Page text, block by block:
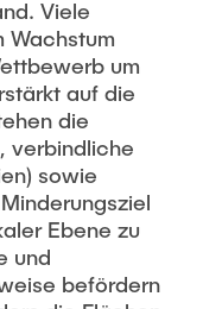
Viele
Wachstum
um
auf die
die
verbindliche
sowie
Ebene zu
und
befördern